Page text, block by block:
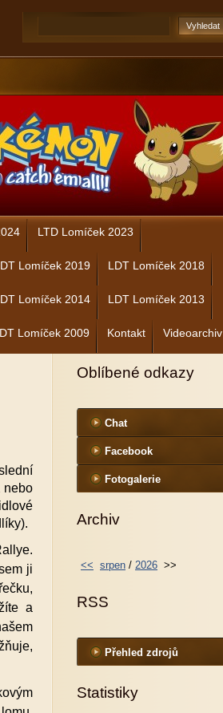
LTD Lomíček 2023
Lomíček 2019 LDT Lomíček 2018
Lomíček 2014 LDT Lomíček 2013
Lomíček 2009 Kontakt Videoarchiv
nebo
ji
a
Oblíbené odkazy
Chat
Facebook
Fotogalerie
Archiv
<< srpen / 2026 >>
RSS
Přehled zdrojů
Statistiky